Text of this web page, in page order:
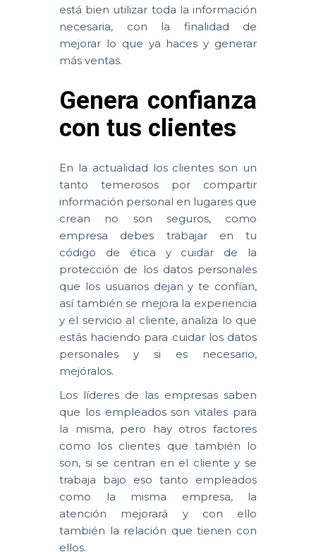
está bien utilizar toda la información
necesaria, con la finalidad de
mejorar lo que ya haces y generar
más ventas.
Genera confianza
con tus clientes
En la actualidad los clientes son un
tanto temerosos por compartir
información personal en lugares que
crean no son seguros, como
empresa debes trabajar en tu
código de ética y cuidar de la
protección de los datos personales
que los usuarios dejan y te confían,
así también se mejora la experiencia
y el servicio al cliente, analiza lo que
estás haciendo para cuidar los datos
personales y si es necesario,
mejóralos.
Los líderes de las empresas saben
que los empleados son vitales para
la misma, pero hay otros factores
como los clientes que también lo
son, si se centran en el cliente y se
trabaja bajo eso tanto empleados
como la misma empresa, la
atención mejorará y con ello
también la relación que tienen con
ellos.